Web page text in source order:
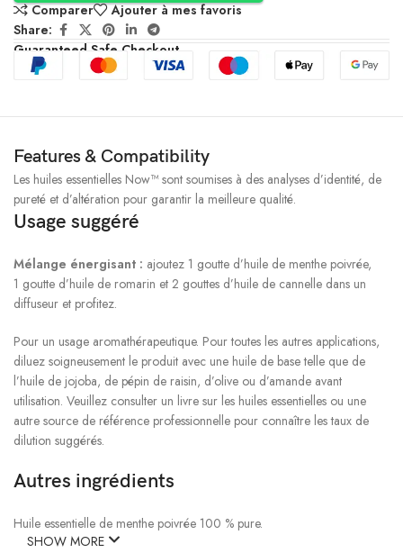
Comparer
Ajouter à mes favoris
Share:
Guaranteed Safe Checkout
Features & Compatibility
Les huiles essentielles Now™ sont soumises à des analyses d’identité, de
pureté et d’altération pour garantir la meilleure qualité.
Usage suggéré
Mélange énergisant : ajoutez 1 goutte d’huile de menthe poivrée,
1 goutte d’huile de romarin et 2 gouttes d’huile de cannelle dans un
diffuseur et profitez.
Pour un usage aromathérapeutique. Pour toutes les autres applications,
diluez soigneusement le produit avec une huile de base telle que de
l’huile de jojoba, de pépin de raisin, d’olive ou d’amande avant
utilisation. Veuillez consulter un livre sur les huiles essentielles ou une
autre source de référence professionnelle pour connaître les taux de
dilution suggérés.
Autres ingrédients
Huile essentielle de menthe poivrée 100 % pure.
SHOW MORE